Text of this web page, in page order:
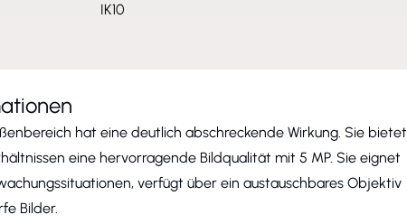
IK10
hat eine deutlich abschreckende Wirkung. Sie bietet
eine hervorragende Bildqualität mit 5 MP. Sie eignet
verfügt über ein austauschbares Objektiv
Bilder.